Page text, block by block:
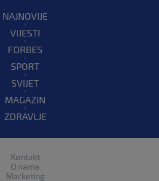
NAJNOVIJE
VIJESTI
FORBES
SPORT
SVIJET
MAGAZIN
ZDRAVLJE
Kontakt
O nama
Marketing